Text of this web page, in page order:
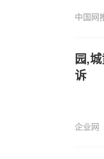
中国网
园,
诉
企业网